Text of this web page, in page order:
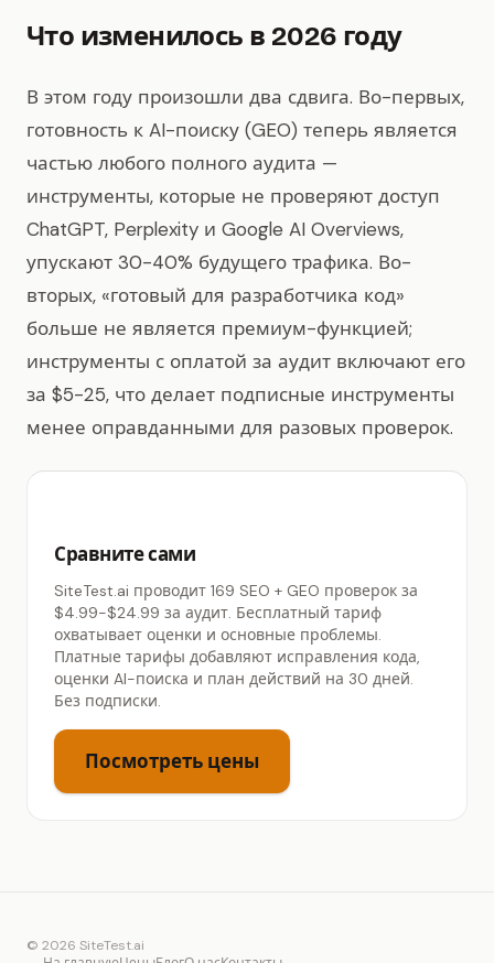
Что изменилось в 2026 году
В этом году произошли два сдвига. Во-первых,
готовность к AI-поиску (GEO) теперь является
частью любого полного аудита —
инструменты, которые не проверяют доступ
ChatGPT, Perplexity и Google AI Overviews,
упускают 30-40% будущего трафика. Во-
вторых, «готовый для разработчика код»
больше не является премиум-функцией;
инструменты с оплатой за аудит включают его
за $5-25, что делает подписные инструменты
менее оправданными для разовых проверок.
Сравните сами
SiteTest.ai проводит 169 SEO + GEO проверок за
$4.99-$24.99 за аудит. Бесплатный тариф
охватывает оценки и основные проблемы.
Платные тарифы добавляют исправления кода,
оценки AI-поиска и план действий на 30 дней.
Без подписки.
Посмотреть цены
© 2026 SiteTest.ai